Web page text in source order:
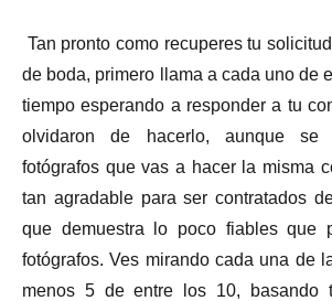
Tan pronto como recuperes tu
de boda, primero llama a cada uno de
tiempo esperando a responder a tu
olvidaron de hacerlo, aunque
fotógrafos que vas a hacer la misma
tan agradable para ser contratados
que demuestra lo poco fiables que
fotógrafos. Ves mirando cada una de
menos 5 de entre los 10, basando